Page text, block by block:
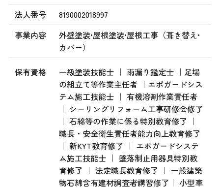
法人番号
8190002018997
事業内容
外壁塗装•屋根塗装•屋根工事（葺き替え•
カバー）
保有資格
一級塗装技能士 ｜ 雨漏り鑑定士 ｜足場
の組立て等作業主任者 ｜エポガードシス
テム施工技能士 ｜ 有機溶剤作業責任者
｜ シーリングリフォーム工事研修会修了
｜ 石綿等の作業に係る特別教育修了 ｜
職長・安全衛生責任者能力向上教育修了
｜ 新KYT教育修了 ｜ エポガードシステ
ム施工技能士 ｜ 墜落制止用器具特別教
育修了 ｜ 法定職長教育修了 ｜ 一般建築
物石綿含有建材調査者講習修了｜ 小型車